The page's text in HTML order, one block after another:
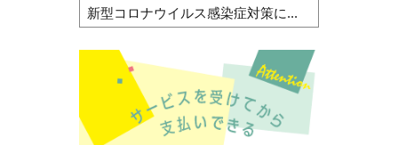
新型コロナウイルス感染症対策に...